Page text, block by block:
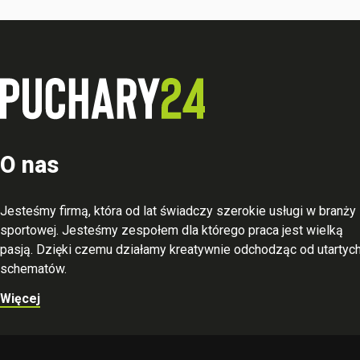
O nas
Jesteśmy firmą, która od lat świadczy szerokie usługi w branży
sportowej. Jesteśmy zespołem dla którego praca jest wielką
pasją. Dzięki czemu działamy kreatywnie odchodząc od
schematów.
Więcej